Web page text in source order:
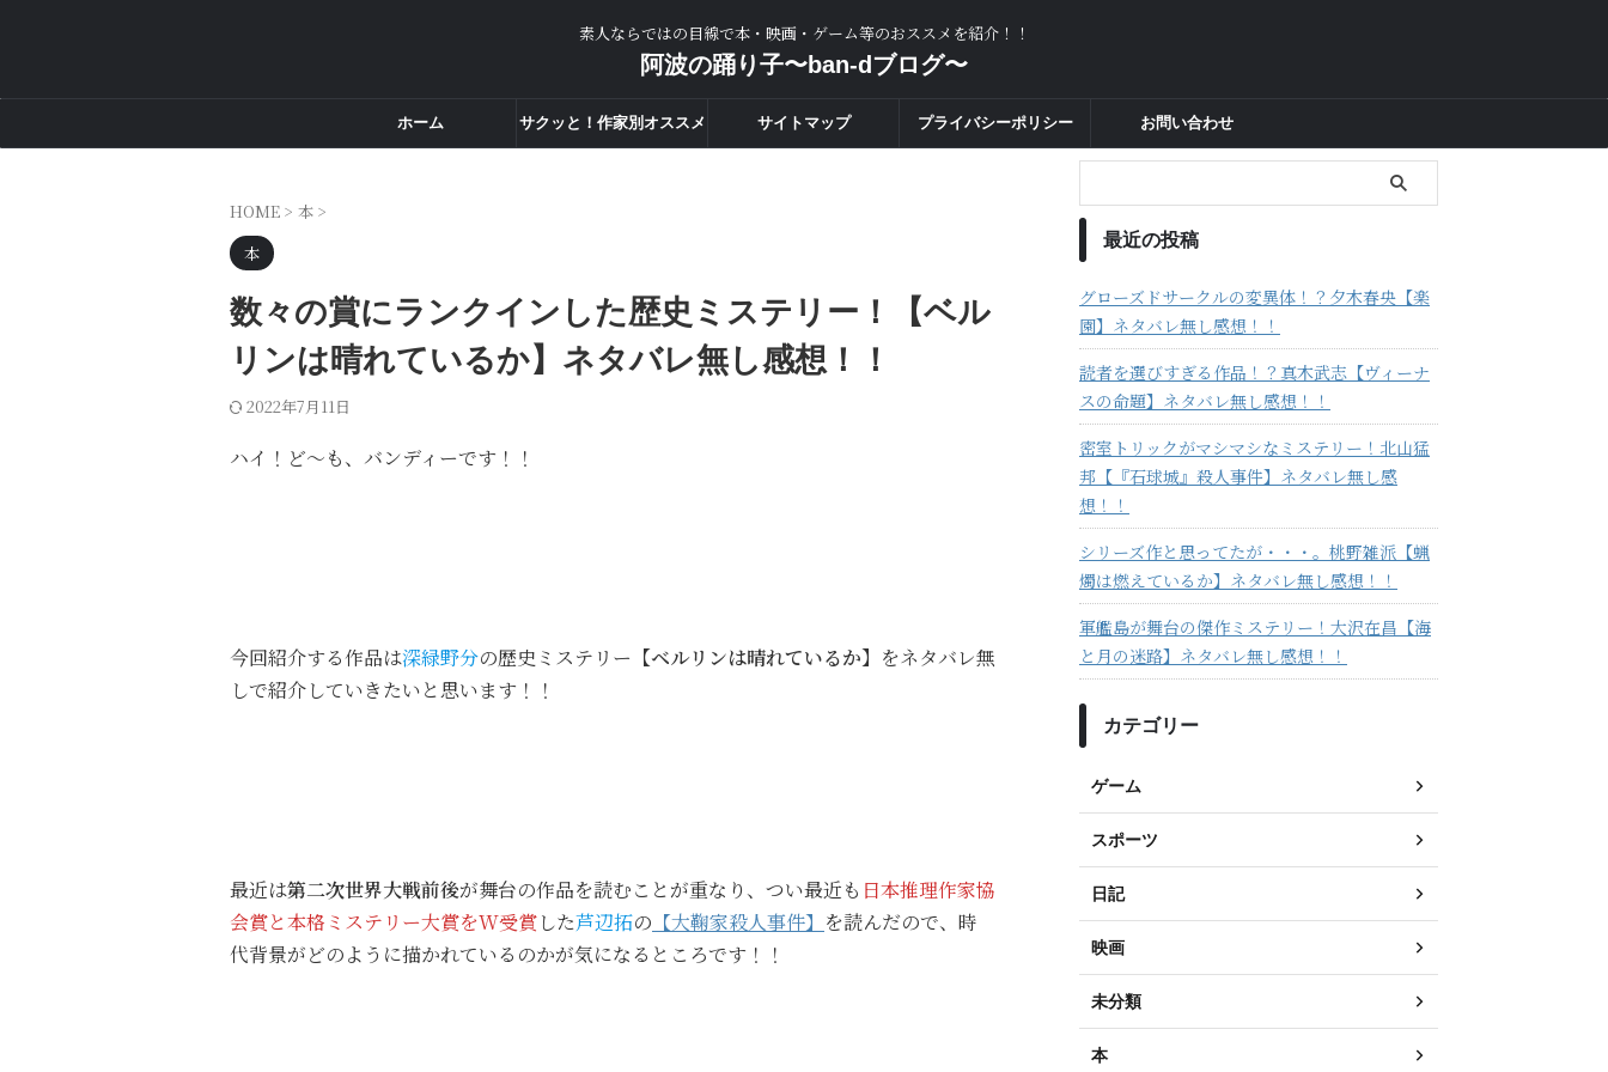
素人ならではの目線で本・映画・ゲーム等のおススメを紹介！！
阿波の踊り子〜ban-dブログ〜
ホーム サクッと！作家別オススメ サイトマップ プライバシーポリシー お問い合わせ
HOME > 本 >
本
数々の賞にランクインした歴史ミステリー！【ベル
リンは晴れているか】ネタバレ無し感想！！
2022年7月11日
ハイ！ど～も、バンディーです！！
今回紹介する作品は深緑野分の歴史ミステリー 【ベルリンは晴れているか】 をネタバレ無
しで紹介していきたいと思います！！
最近は第二次世界大戦前後が舞台の作品を読むことが重なり、つい最近も 日本推理作家協
会賞と本格ミステリー大賞をW受賞した芦辺拓の 【大鞠家殺人事件】 を読んだので、時
代背景がどのように描かれているのかが気になるところです！！
最近の投稿
グローズドサークルの変異体！？夕木春央【楽
園】ネタバレ無し感想！！
読者を選びすぎる作品！？真木武志【ヴィーナ
スの命題】ネタバレ無し感想！！
密室トリックがマシマシなミステリー！北山猛
邦【『石球城』殺人事件】ネタバレ無し感
想！！
シリーズ作と思ってたが・・・。桃野雑派【蝋
燭は燃えているか】ネタバレ無し感想！！
軍艦島が舞台の傑作ミステリー！大沢在昌【海
と月の迷路】ネタバレ無し感想！！
カテゴリー
ゲーム
スポーツ
日記
映画
未分類
本